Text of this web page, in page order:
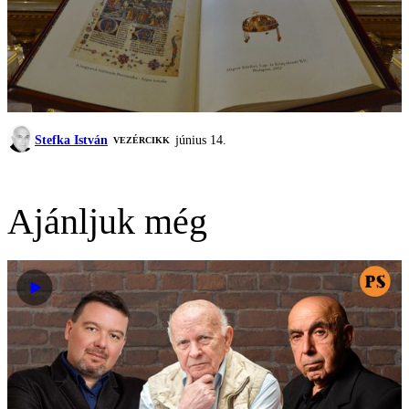
Stefka István VEZÉRCIKK június 14.
Ajánljuk még